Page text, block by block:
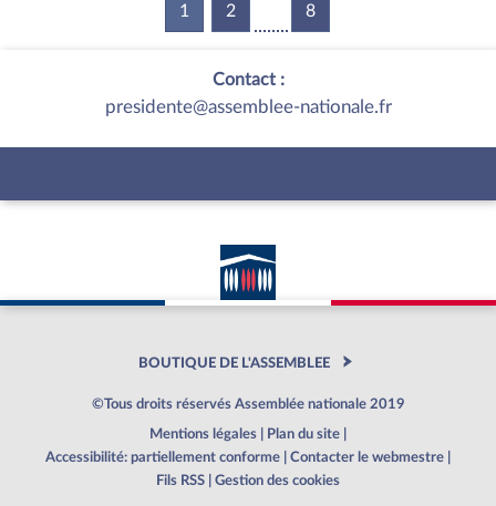
1 (current)
2 8
Contact :
presidente@assemblee-nationale.fr
BOUTIQUE DE L'ASSEMBLEE
©Tous droits réservés Assemblée nationale 2019
Mentions légales Plan du site
Accessibilité: partiellement conforme
Contacter le webmestre
Fils RSS
Gestion des cookies